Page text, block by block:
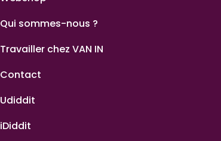
Qui sommes-nous ?
Travailler chez VAN IN
Contact
Udiddit
iDiddit